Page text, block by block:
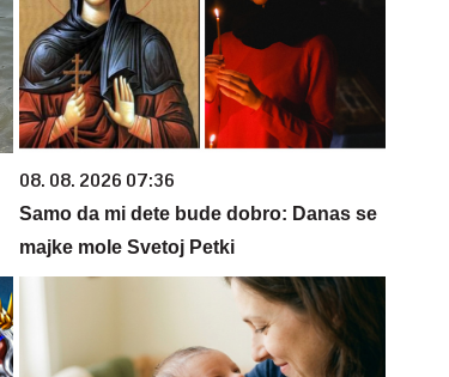
08. 08. 2026 07:36
Samo da mi dete bude dobro: Danas se
majke mole Svetoj Petki